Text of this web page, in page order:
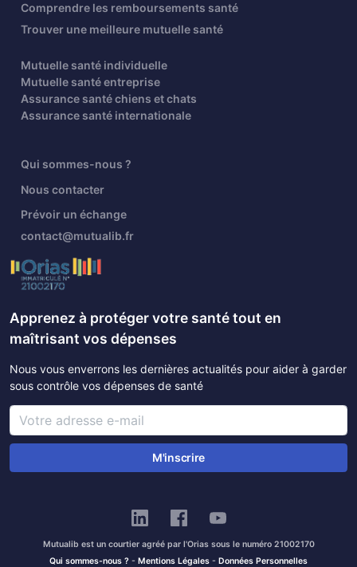
Comprendre les remboursements santé
Trouver une meilleure mutuelle santé
Mutuelle santé individuelle
Mutuelle santé entreprise
Assurance santé chiens et chats
Assurance santé internationale
Qui sommes-nous ?
Nous contacter
Prévoir un échange
contact@mutualib.fr
Apprenez à protéger votre santé tout en
maîtrisant vos dépenses
Nous vous enverrons les dernières actualités pour aider à garder
sous contrôle vos dépenses de santé
M'inscrire
Mutualib est un courtier agréé par l'Orias sous le numéro 21002170
Qui sommes-nous ? - Mentions Légales - Données Personnelles